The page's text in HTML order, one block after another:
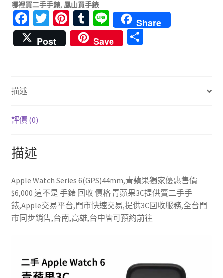
哪裡買二手手錶, 鳳山買手錶
Fa
ce
b
T
wi
tt
Pi
nt
er
T
u
m
Li
n
e
Share
Post
Save
分
描述
評價 (0)
描述
Apple Watch Series 6(GPS)44mm,青蘋果獨家優惠售價
$6,000 這不是 手錶 回收 價格 青蘋果3C提供賣二手手
錶,Apple交易平台,門市快速交易,提供3C回收服務,全台門
市同步銷售,台南,高雄,台中皆可預約前往